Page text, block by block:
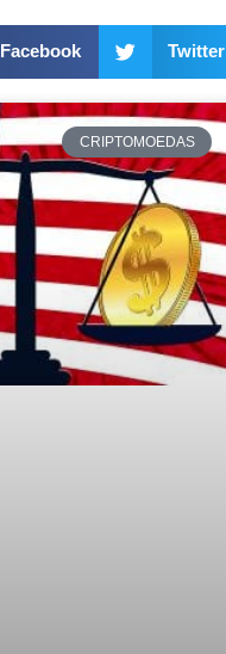
Facebook Twitter
CRIPTOMOEDAS